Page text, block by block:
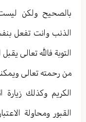
بالصحيح ولكن
الذنب وانت تفعل
التوبة فالله تعالى
من رحمته تعالى
الكريم وكذلك زيارة
القبور ومحاولة